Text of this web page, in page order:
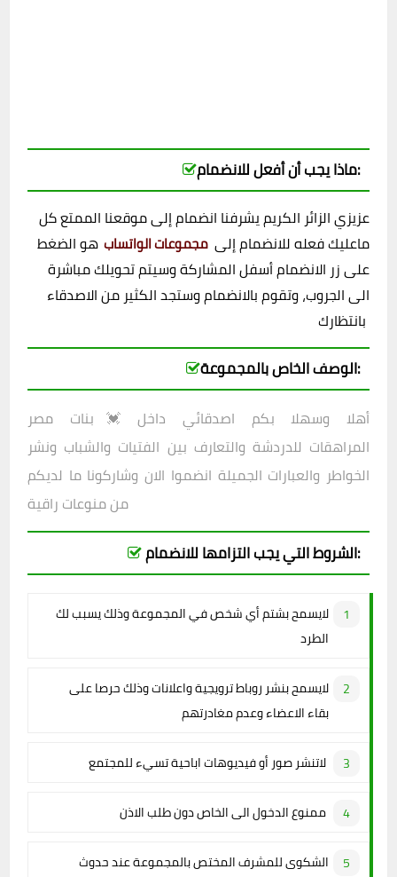
ماذا يجب أن أفعل للانضمام:
عزيزي الزائر الكريم يشرفنا انضمام إلى موقعنا الممتع كل
ماعليك فعله للانضمام إلى مجموعات الواتساب هو الضغط
على زر الانضمام أسفل المشاركة وسيتم تحويلك مباشرة
الى الجروب، وتقوم بالانضمام وستجد الكثير من الاصدقاء
الوصف الخاص بالمجموعة:
أهلا وسهلا بكم اصدقائي داخل 💓بنات مصر
المراهقات للدردشة والتعارف بين الفتيات والشباب ونشر
الخواطر والعبارات الجميلة انضموا الان وشاركونا ما لديكم
الشروط التي يجب التزامها للانضمام:
لايسمح بشتم أي شخص في المجموعة وذلك يسبب لك
الطرد
لايسمح بنشر روباط ترويجية واعلانات وذلك حرصا على
بقاء الاعضاء وعدم مغادرتهم
الشكوى للمشرف المختص بالمجموعة عند حدوث